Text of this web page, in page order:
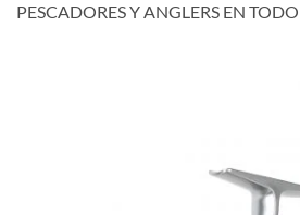
PESCADORES Y ANGLERS EN